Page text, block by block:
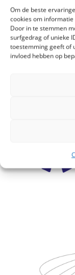
Om de beste
cookies om
Door in te stemmen
surfgedrag of unieke
toestemming geeft of
invloed hebben op